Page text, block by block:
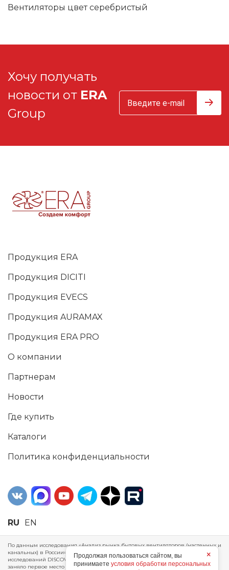
Вентиляторы цвет серебристый
Хочу получать
новости от ERA
Group
Продукция ERA
Продукция DICITI
Продукция EVECS
Продукция AURAMAX
Продукция ERA PRO
О компании
Партнерам
Новости
Где купить
Каталоги
Политика конфиденциальности
RU EN
По данным исследования «Анализ рынка бытовых вентиляторов (настенных и
канальных) в России», проведенного Агентством маркетинговых
исследований DISCOVERY RESEARCH Group, 2025 г. ERA Group (ООО «ЭРА»)
заняло первое место по производству, объему продаж и экспорту бытовых
×
Продолжая пользоваться сайтом, вы
принимаете условия обработки персональных